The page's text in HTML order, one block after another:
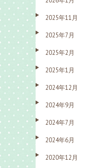
2025年11月
2025年7月
2025年2月
2025年1月
2024年12月
2024年9月
2024年7月
2024年6月
2020年12月